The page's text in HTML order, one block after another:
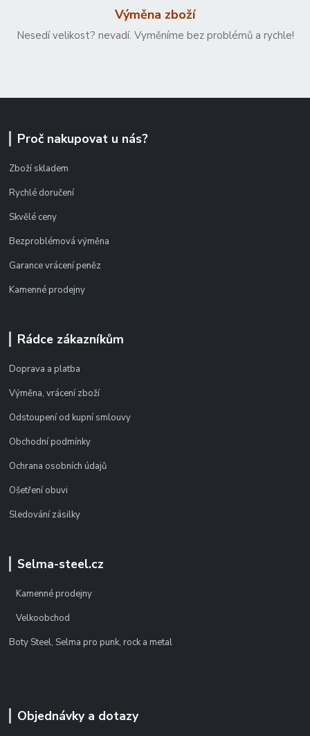
Výměna zboží
Nesedí velikost? nevadí. Vyměníme bez problémů a rychle!
Proč nakupovat u nás?
Zboží skladem
Rychlé doručení
Skvělé ceny
Bezproblémová výměna
Garance vrácení peněz
Kamenné prodejny
Rádce zákazníkům
Doprava a platba
Výměna, vrácení zboží
Odstoupení od kupní smlouvy
Obchodní podmínky
Ochrana osobních údajů
Ošetření obuvi
Sledování zásilky
Selma-steel.cz
Kamenné prodejny
Velkoobchod
Boty Steel, Selma pro punk, rock a metal
Objednávky a dotazy